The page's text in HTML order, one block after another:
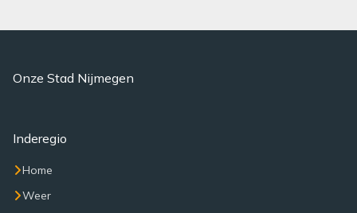
Onze Stad Nijmegen
Inderegio
Home
Weer